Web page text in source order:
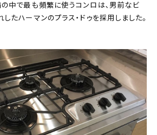
の中で最も頻繁に使うコンロは、男前なビ
たハーマンのプラス・ドゥを採用しました。